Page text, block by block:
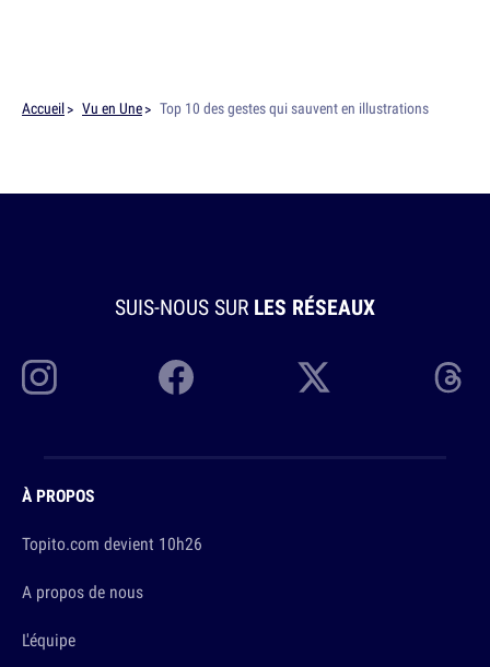
Accueil Vu en Une Top 10 des gestes qui sauvent en illustrations
SUIS-NOUS SUR LES RÉSEAUX
À PROPOS
Topito.com devient 10h26
A propos de nous
L'équipe